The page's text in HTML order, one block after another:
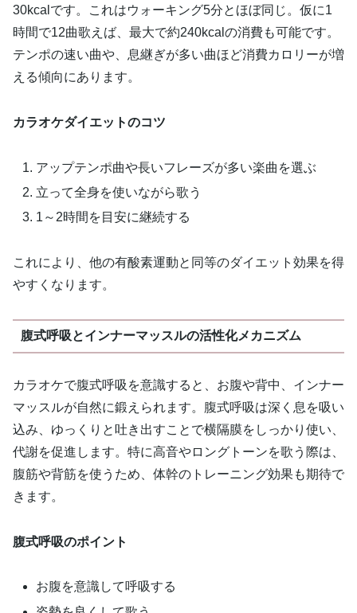
30kcalです。これはウォーキング5分とほぼ同じ。仮に1
時間で12曲歌えば、最大で約240kcalの消費も可能です。
テンポの速い曲や、息継ぎが多い曲ほど消費カロリーが増
える傾向にあります。
カラオケダイエットのコツ
アップテンポ曲や長いフレーズが多い楽曲を選ぶ
立って全身を使いながら歌う
1～2時間を目安に継続する
これにより、他の有酸素運動と同等のダイエット効果を得
やすくなります。
腹式呼吸とインナーマッスルの活性化メカニズム
カラオケで腹式呼吸を意識すると、お腹や背中、インナー
マッスルが自然に鍛えられます。腹式呼吸は深く息を吸い
込み、ゆっくりと吐き出すことで横隔膜をしっかり使い、
代謝を促進します。特に高音やロングトーンを歌う際は、
腹筋や背筋を使うため、体幹のトレーニング効果も期待で
きます。
腹式呼吸のポイント
お腹を意識して呼吸する